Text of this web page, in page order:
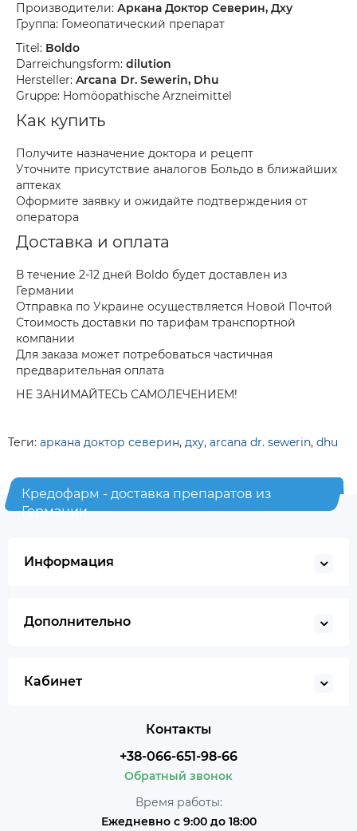
Производители: Аркана Доктор Северин, Дху
Группа: Гомеопатический препарат
Titel: Boldo
Darreichungsform: dilution
Hersteller: Arcana Dr. Sewerin, Dhu
Gruppe: Homöopathische Arzneimittel
Как купить
Получите назначение доктора и рецепт
Уточните присутствие аналогов Больдо в ближайших
аптеках
Оформите заявку и ожидайте подтверждения от
оператора
Доставка и оплата
В течение 2-12 дней Boldo будет доставлен из
Германии
Отправка по Украине осуществляется Новой Почтой
Стоимость доставки по тарифам транспортной
компании
Для заказа может потребоваться частичная
предварительная оплата
НЕ ЗАНИМАЙТЕСЬ САМОЛЕЧЕНИЕМ!
Теги: аркана доктор северин, дху, arcana dr. sewerin, dhu
Кредофарм - доставка препаратов из
Германии
Информация
Дополнительно
Кабинет
Контакты
+38-066-651-98-66
Обратный звонок
Время работы:
Ежедневно с 9:00 до 18:00